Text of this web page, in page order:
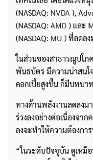
(NASDAQ: NVDA ),
(NASDAQ: AMD) และ
(NASDAQ: MU ) ที่ลดลง
ในส่วนของสาธารณูปโภ
พันธบัตร มีความน่าสนใ
ดอกเบี้ยสูงขึ้น ก็มีบทบา
ทางด้านพลังงานลดลงม
ร่วงลงอย่างต่อเนื่องจา
ลงจะทำให้ความต้องกา
“ในระดับปัจจุบัน ดูเหมื